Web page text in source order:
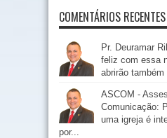
COMENTÁRIOS RECENTES
Pr. Deuramar
feliz com essa
abrirão também
ASCOM -
Comunicação:
uma igreja é
por...